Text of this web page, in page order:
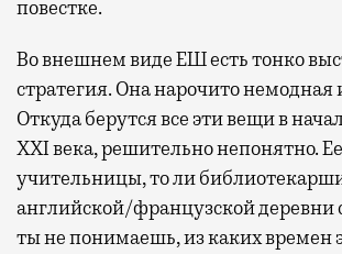
повестке.
Во внешнем виде ЕШ есть тонко
стратегия. Она нарочито немодная
Откуда берутся все эти вещи в
XXI века, решительно непонятно.
учительницы, то ли
английской/французской деревни
ты не понимаешь, из каких времен